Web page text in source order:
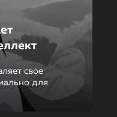
свое
для